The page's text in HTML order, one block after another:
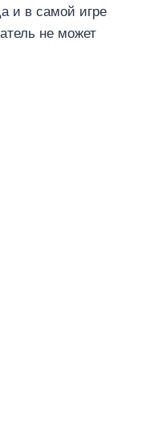
и в самой игре
не может